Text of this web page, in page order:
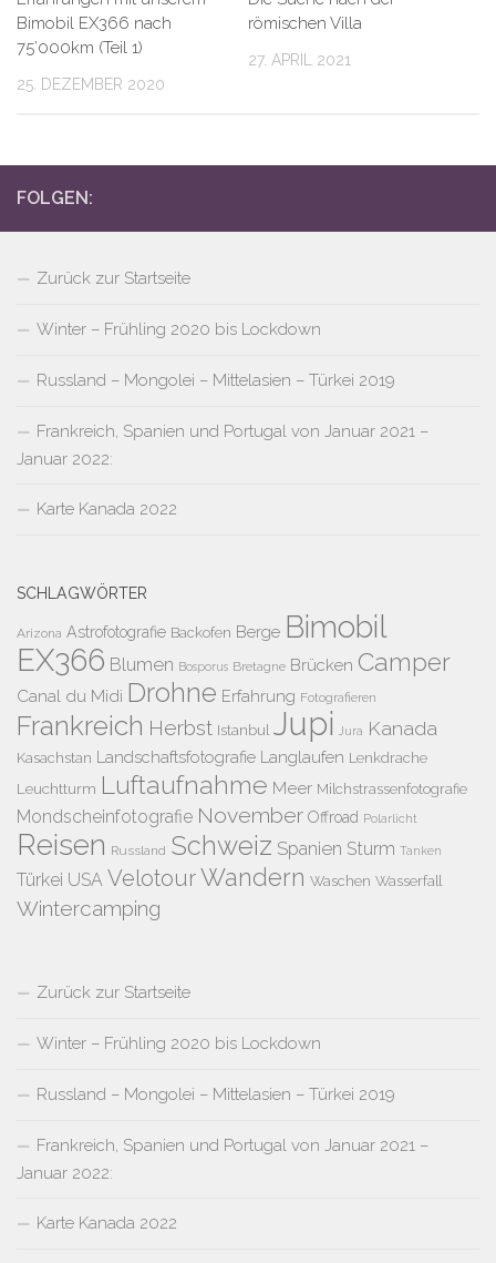
Bimobil EX366 nach
75’000km (Teil 1)
25. DEZEMBER 2020
römischen Villa
27. APRIL 2021
FOLGEN:
Zurück zur Startseite
Winter – Frühling 2020 bis Lockdown
Russland – Mongolei – Mittelasien – Türkei 2019
Frankreich, Spanien und Portugal von Januar 2021 –
Januar 2022:
Karte Kanada 2022
SCHLAGWÖRTER
Arizona Astrofotografie Backofen Berge Bimobil
EX366 Blumen Bosporus Bretagne Brücken Camper
Canal du Midi Drohne Erfahrung Fotografieren
Frankreich Herbst Istanbul Jupi Jura Kanada
Kasachstan Landschaftsfotografie Langlaufen Lenkdrache
Leuchtturm Luftaufnahme Meer Milchstrassenfotografie
Mondscheinfotografie November Offroad Polarlicht
Reisen Russland Schweiz Spanien Sturm Tanken
Türkei USA VelotourWandern Waschen Wasserfall
Wintercamping
Zurück zur Startseite
Winter – Frühling 2020 bis Lockdown
Russland – Mongolei – Mittelasien – Türkei 2019
Frankreich, Spanien und Portugal von Januar 2021 –
Januar 2022:
Karte Kanada 2022